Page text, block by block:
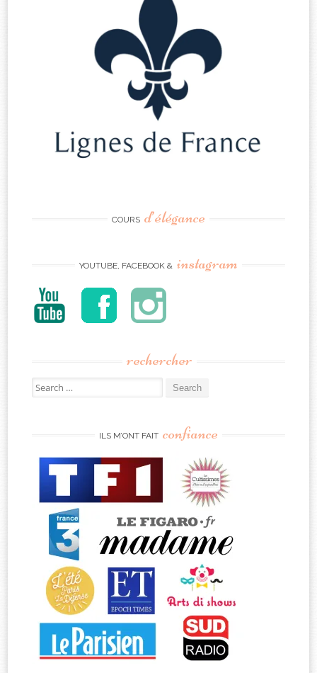
COURS d’élégance
YOUTUBE, FACEBOOK & instagram
rechercher
Search
for:
ILS M’ONT FAIT confiance